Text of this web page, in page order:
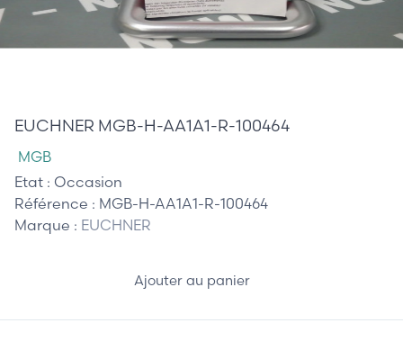
EUCHNER MGB-H-AA1A1-R-100464
MGB
Etat : Occasion
Référence : MGB-H-AA1A1-R-100464
Marque : EUCHNER
Ajouter au panier